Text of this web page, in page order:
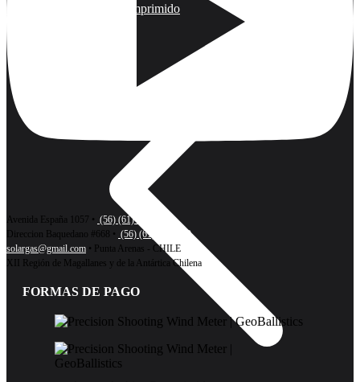
Armas de Aire Comprimido
Avenida España 1057 • (56) (61) 2221727
Direccion Baquedano #668 • (56) (61) 2417209
solargas@gmail.com • Punta Arenas - CHILE
XII Región de Magallanes y de la Antártica Chilena
FORMAS DE PAGO